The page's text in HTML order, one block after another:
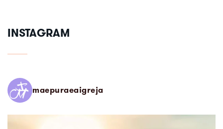
INSTAGRAM
maepuraeaigreja